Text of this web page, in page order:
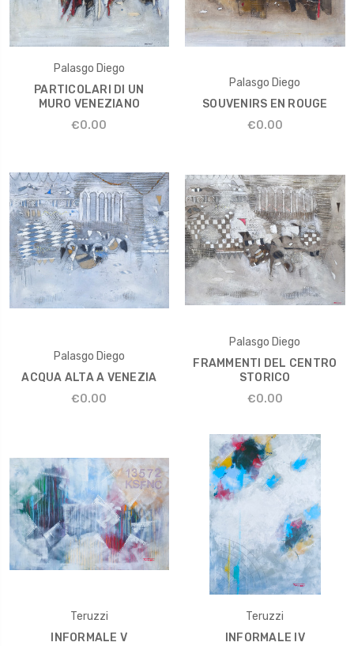
Palasgo Diego
PARTICOLARI DI UN
MURO VENEZIANO
€0.00
Palasgo Diego
SOUVENIRS EN ROUGE
€0.00
Palasgo Diego
ACQUA ALTA A VENEZIA
€0.00
Palasgo Diego
FRAMMENTI DEL CENTRO
STORICO
€0.00
Teruzzi
INFORMALE V
Teruzzi
INFORMALE IV